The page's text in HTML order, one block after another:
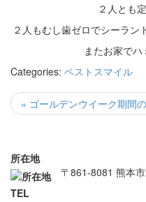
２人とも
２人もむし歯ゼロでシーラ
またお家で
Categories: ベストスマイル
« ゴールデンウイーク期間
所在地
〒861-8081 熊本
TEL